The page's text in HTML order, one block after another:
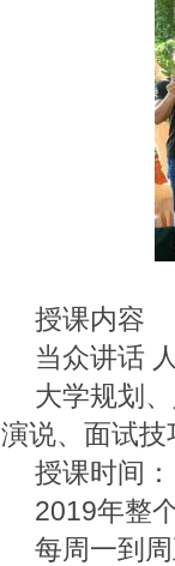
授课内容
当众讲话
大学规划
演说、面试
授课时间：
2019年整
每周一到